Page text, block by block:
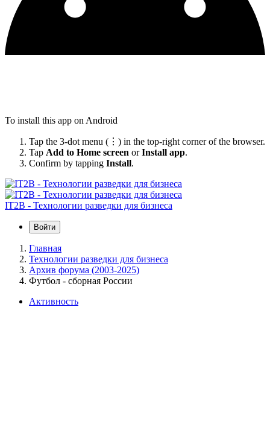
To install this app on Android
Tap the 3-dot menu (⋮) in the top-right corner of the browser.
Tap Add to Home screen orInstall app.
Confirm by tapping Install.
IT2B - Технологии разведки для бизнеса
Войти
Главная
Технологии разведки для бизнеса
Архив форума (2003-2025)
Футбол - сборная России
Активность